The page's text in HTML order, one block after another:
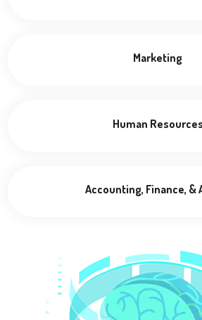
Marketing
Human Resources
Accounting, Finance, &